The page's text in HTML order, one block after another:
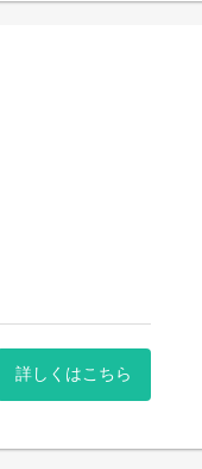
詳しくはこちら